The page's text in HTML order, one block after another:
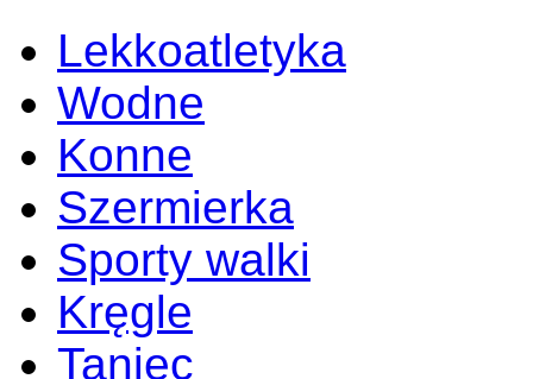
Lekkoatletyka
Wodne
Konne
Szermierka
Sporty walki
Kręgle
Taniec